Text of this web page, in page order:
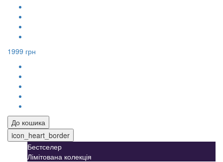
1999 грн
До кошика
icon_heart_border
Бестселер
Лімітована колекція